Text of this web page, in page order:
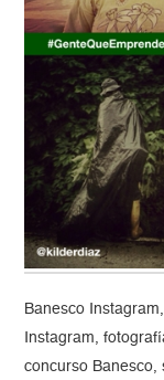
Banesco
Instagram,
concurso Banesco,